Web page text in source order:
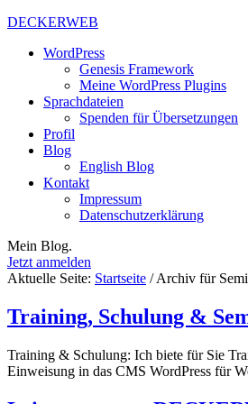
DECKERWEB
WordPress
Genesis Framework
Meine WordPress Plugins
Sprachdateien
Spenden für Übersetzungen
Profil
Blog
English Blog
Kontakt
Impressum
Datenschutzerklärung
Mein Blog.
Jetzt anmelden
Aktuelle Seite: Startseite /Archiv für
Training, Schulung &
Training & Schulung: Ich biete für Sie
Einweisung in das CMS WordPress für